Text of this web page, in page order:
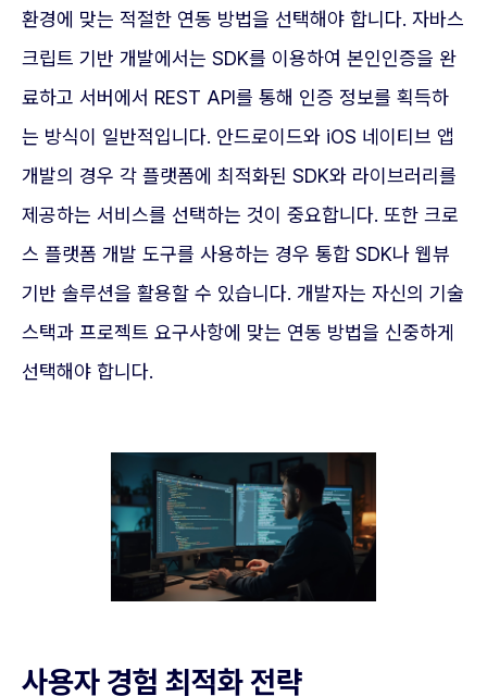
환경에 맞는 적절한 연동 방법을 선택해야 합니다. 자바스
크립트 기반 개발에서는 SDK를 이용하여 본인인증을 완
료하고 서버에서 REST API를 통해 인증 정보를 획득하
는 방식이 일반적입니다. 안드로이드와 iOS 네이티브 앱
개발의 경우 각 플랫폼에 최적화된 SDK와 라이브러리를
제공하는 서비스를 선택하는 것이 중요합니다. 또한 크로
스 플랫폼 개발 도구를 사용하는 경우 통합 SDK나 웹뷰
기반 솔루션을 활용할 수 있습니다. 개발자는 자신의 기술
스택과 프로젝트 요구사항에 맞는 연동 방법을 신중하게
선택해야 합니다.
사용자 경험 최적화 전략